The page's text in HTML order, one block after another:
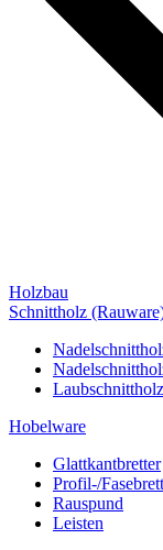
Holzbau
Schnittholz
Laubschnittholz
Hobelware
Glattkantbretter
Profil-/
Rauspund
Leisten